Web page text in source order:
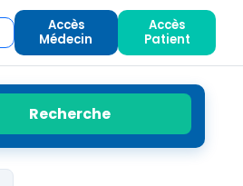
Accès
Médecin
Accès
Patient
Recherche